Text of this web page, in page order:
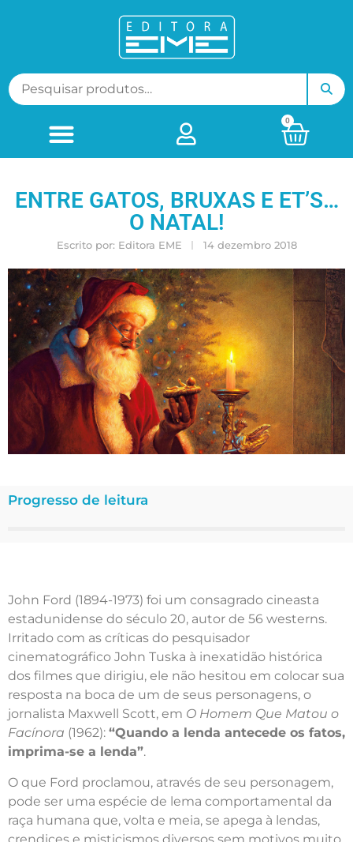
0
ENTRE GATOS, BRUXAS E ET’S…
O NATAL!
Escrito por: Editora EME 14 dezembro 2018
Progresso de leitura
John Ford (1894-1973) foi um consagrado cineasta
estadunidense do século 20, autor de 56 westerns.
Irritado com as críticas do pesquisador
cinematográfico John Tuska à inexatidão histórica
dos filmes que dirigiu, ele não hesitou em colocar sua
resposta na boca de um de seus personagens, o
jornalista Maxwell Scott, em O Homem Que Matou o
Facínora (1962): “Quando a lenda antecede os fatos,
imprima-se a lenda”.
O que Ford proclamou, através de seu personagem,
pode ser uma espécie de lema comportamental da
raça humana que, volta e meia, se apega à lendas,